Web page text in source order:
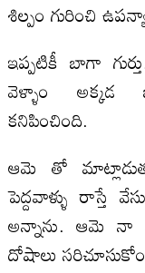
శిల్పం గురించి
ఇప్పటికీ బాగా
వెళ్ళాం అక్కడ
కనిపించింది.
ఆమె తో
పెద్దవాళ్ళు రాస్తే
అన్నాను. ఆమె నా
దోషాలు